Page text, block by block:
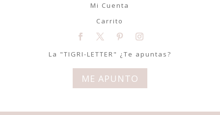
Mi Cuenta
Carrito
La "TIGRI-LETTER" ¿Te apuntas?
ME APUNTO